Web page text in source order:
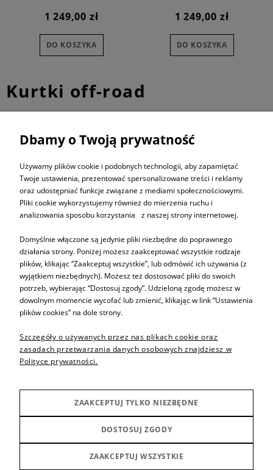
1 249,00 zł
DO KOSZYKA
1 249,00 zł
DO KOSZYKA
Kurtki off-road
ZAPISZ SIĘ DO
NEWSLETTERA
Informacje
Sprzedaż produktów
Producenci
POKAŻ PEŁNĄ WERSJĘ STRONY
Dbamy o Twoją prywatność
Używamy plików cookie i podobnych technologii, aby zapamiętać
Twoje ustawienia, prezentować spersonalizowane treści i reklamy
oraz udostępniać funkcje związane z mediami społecznościowymi.
Pliki cookie wykorzystujemy również do mierzenia ruchu i
analizowania sposobu korzystania z naszej strony internetowej.
Domyślnie włączone są jedynie pliki niezbędne do poprawnego
działania strony. Poniżej możesz zaakceptować wszystkie rodzaje
plików, klikając “Zaakceptuj wszystkie”, lub odmówić ich używania (z
wyjątkiem niezbędnych). Możesz też dostosować pliki do swoich
potrzeb, wybierając “Dostosuj zgody”. Udzieloną zgodę możesz w
dowolnym momencie wycofać lub zmienić, klikając w link “Ustawienia
plików cookies” na dole strony.
Szczegóły o używanych przez nas plikach cookie oraz
zasadach przetwarzania danych osobowych znajdziesz w
Polityce prywatności.
ZAAKCEPTUJ TYLKO NIEZBĘDNE
DOSTOSUJ ZGODY
ZAAKCEPTUJ WSZYSTKIE